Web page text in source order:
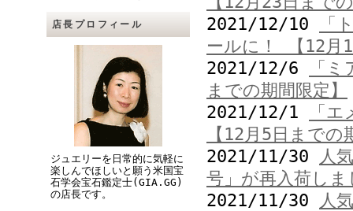
店長プロフィール
ジュエリーを日常的に気軽に
楽しんでほしいと願う米国宝
石学会宝石鑑定士(GIA.GG)
の店長です。
2021/12/10
「
ールに！ 【12月
2021/12/6
「
までの期間限定】
2021/12/1
「
【12月5日までの
2021/11/30
人
号」が再入荷しま
2021/11/30
人